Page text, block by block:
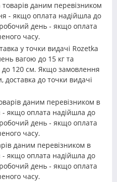
товарів даним перевізником
- якщо оплата надійшла до
день - якщо оплата
часу.
у точки видачі Rozetka
вагою до 15 кг та
120 см. Якщо замовлення
до точки видачі
даним перевізником в
якщо оплата надійшла до
день - якщо оплата
часу.
даним перевізником в
якщо оплата надійшла до
день - якщо оплата
часу.